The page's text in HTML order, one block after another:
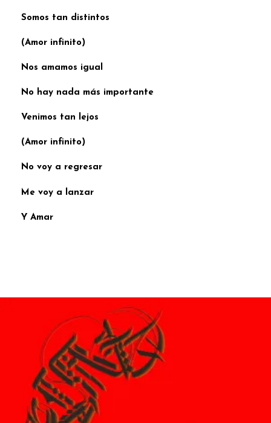
Somos tan distintos
(Amor infinito)
Nos amamos igual
No hay nada más importante
Venimos tan lejos
(Amor infinito)
No voy a regresar
Me voy a lanzar
Y Amar